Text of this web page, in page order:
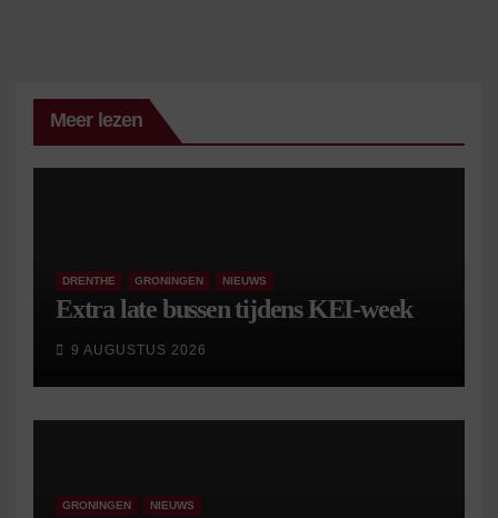
Meer lezen
DRENTHE GRONINGEN NIEUWS
Extra late bussen tijdens KEI-week
9 AUGUSTUS 2026
GRONINGEN NIEUWS